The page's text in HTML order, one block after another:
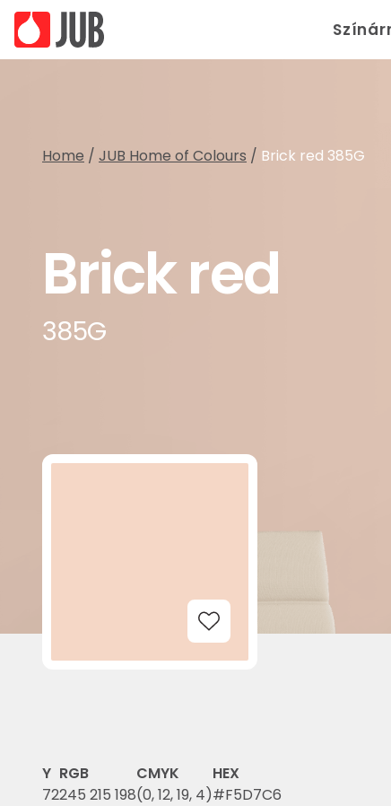
Home / JUB Home of Colours / Brick red 385G
Brick red
385G
Add to Wishlist
Y
72
RGB
245 215 198
CMYK
(0, 12, 19, 4)
HEX
#F5D7C6